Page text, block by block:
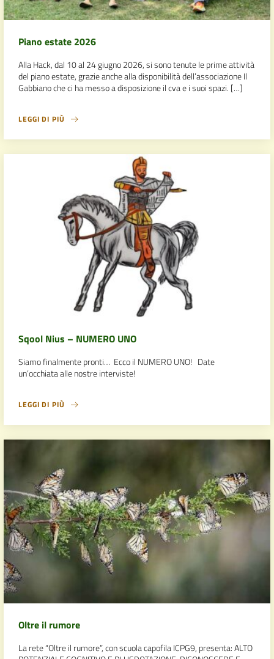
Piano estate 2026
Alla Hack, dal 10 al 24 giugno 2026, si sono tenute le prime attività
del piano estate, grazie anche alla disponibilità dell’associazione Il
Gabbiano che ci ha messo a disposizione il cva e i suoi spazi. […]
LEGGI DI PIÙ
Sqool Nius – NUMERO UNO
Siamo finalmente pronti… Ecco il NUMERO UNO! Date
un’occhiata alle nostre interviste!
LEGGI DI PIÙ
Oltre il rumore
La rete “Oltre il rumore”, con scuola capofila ICPG9, presenta: ALTO